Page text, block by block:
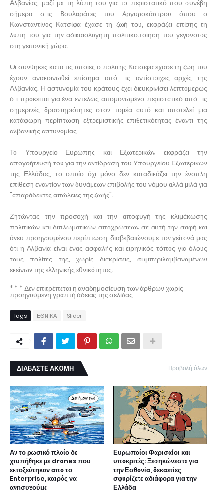
Αλβανίας, μαζί με τη λύπη του για το περιστατικό που συνέβη
σήμερα στις Βουλαράτες του Αργυροκάστρου όπου ο
Κωνσταντίνος Κατσίφα έχασε τη ζωή του, εκφράζει επίσης τη
λύπη του για την αδικαιολόγητη πολιτικοποίηση του γεγονότος
στη γειτονική χώρα.
Οι συνθήκες κατά τις οποίες ο πολίτης Κατσίφα έχασε τη ζωή του
έχουν ανακοινωθεί επίσημα από τις αντίστοιχες αρχές της
Αλβανίας. Η αστυνομία του κράτους έχει διευκρινίσει λεπτομερώς
ότι πρόκειται για ένα εντελώς απομονωμένο περιστατικό από τις
σημερινές δραστηριότητες στον τομέα αυτό και αποτελεί μια
κατάφωρη περίπτωση εξτρεμιστικής επιθετικότητας έναντι της
αλβανικής αστυνομίας.
Το Υπουργείο Ευρώπης και Εξωτερικών εκφράζει την
απογοήτευσή του για την αντίδραση του Υπουργείου Εξωτερικών
της Ελλάδας, το οποίο όχι μόνο δεν καταδικάζει την ένοπλη
επίθεση εναντίον των δυνάμεων επιβολής του νόμου αλλά μιλά για
"απαράδεκτες απώλειες της ζωής".
Ζητώντας την προσοχή και την αποφυγή της κλιμάκωσης
πολιτικών και διπλωματικών αποχρώσεων σε αυτή την σαφή και
άνευ προηγουμένου περίπτωση, διαβεβαιώνουμε τον γείτονά μας
ότι η Αλβανία είναι ένας ασφαλής και ειρηνικός τόπος για όλους
τους πολίτες της, χωρίς διακρίσεις, συμπεριλαμβανομένων
εκείνων της ελληνικής εθνικότητας.
* * * Δεν επιτρέπεται η αναδημοσίευση των άρθρων χωρίς
προηγούμενη γραπτή άδειας της σελίδας
Tags ΕΘΝΙΚΑ Slider
ΔΙΑΒΑΣΤΕ ΑΚΌΜΗ Προβολή όλων
Αν το ρωσικό πλοίο δε
χτυπήθηκε με drones που
εκτοξεύτηκαν από το
Enterprise, καιρός να
ανησυχούμε
Ευρωπαίοι Φαρισαίοι και
υποκριτές: Ξεσηκώνεστε για
την Εσθονία, δεκαετίες
σφυρίζετε αδιάφορα για την
Ελλάδα